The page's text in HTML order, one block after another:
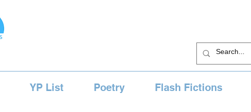
YP List Poetry Flash Fictions